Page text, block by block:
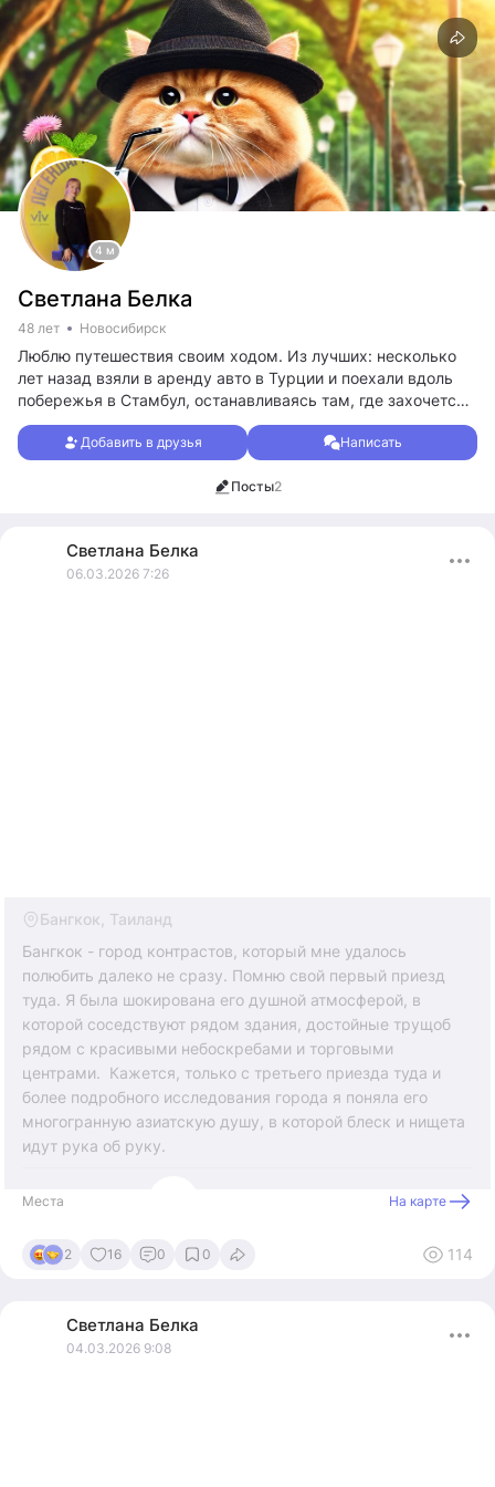
4 м
Светлана Белка
48 лет Новосибирск
Люблю путешествия своим ходом. Из лучших: несколько
лет назад взяли в аренду авто в Турции и поехали вдоль
побережья в Стамбул, останавливаясь там, где захочется.
Бродили по улицам и достопримечательностям, купались в
море. С удовольствием повторила бы такой формат в
Таиланде ❤️
Добавить в друзья Написать
Посты2
Светлана Белка
06.03.2026 7:26
Бангкок, Таиланд
Бангкок - город контрастов, который мне удалось
полюбить далеко не сразу. Помню свой первый приезд
туда. Я была шокирована его душной атмосферой, в
которой соседствуют рядом здания, достойные трущоб
рядом с красивыми небоскребами и торговыми
центрами. Кажется, только с третьего приезда туда и
более подробного исследования города я поняла его
многогранную азиатскую душу, в которой блеск и нищета
идут рука об руку.
Места На карте
2 16 0 0 114
Светлана Белка
04.03.2026 9:08